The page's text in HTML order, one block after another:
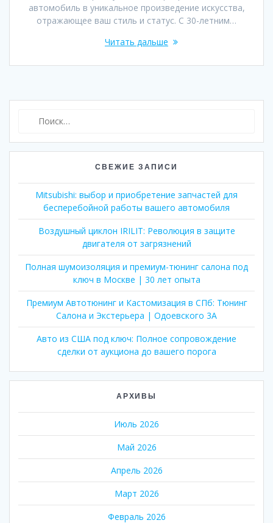
автомобиль в уникальное произведение искусства,
отражающее ваш стиль и статус. С 30-летним…
Читать дальше
СВЕЖИЕ ЗАПИСИ
Mitsubishi: выбор и приобретение запчастей для
бесперебойной работы вашего автомобиля
Воздушный циклон IRILIT: Революция в защите
двигателя от загрязнений
Полная шумоизоляция и премиум-тюнинг салона под
ключ в Москве | 30 лет опыта
Премиум Автотюнинг и Кастомизация в СПб: Тюнинг
Салона и Экстерьера | Одоевского 3А
Авто из США под ключ: Полное сопровождение
сделки от аукциона до вашего порога
АРХИВЫ
Июль 2026
Май 2026
Апрель 2026
Март 2026
Февраль 2026